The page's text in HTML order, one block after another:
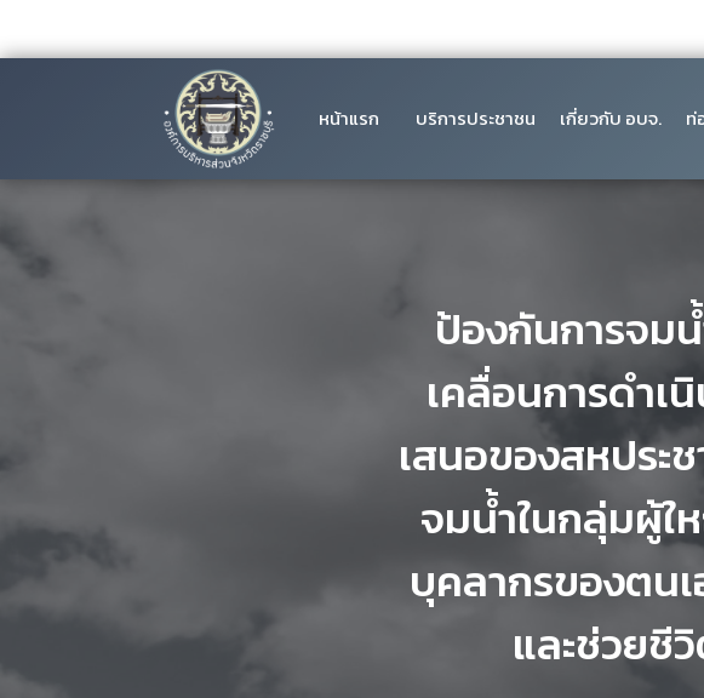
หน้าแรก บริการประชาชน เกี่ยวกับ อบจ. ท่
ป้องกันการจม
เคลื่อนการดำเ
เสนอของสหประ
จมน้ำในกลุ่มผู้
บุคลากรของตน
และช่วยชี